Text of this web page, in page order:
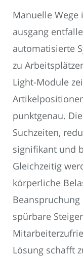
Manuelle Wege
ausgang
automatisierte
zu
Light-Module
punktgenau.
Suchzeiten,
signifikant und
Gleichzeitig
körperliche
Beanspruchung
spürbare
Lösung schafft